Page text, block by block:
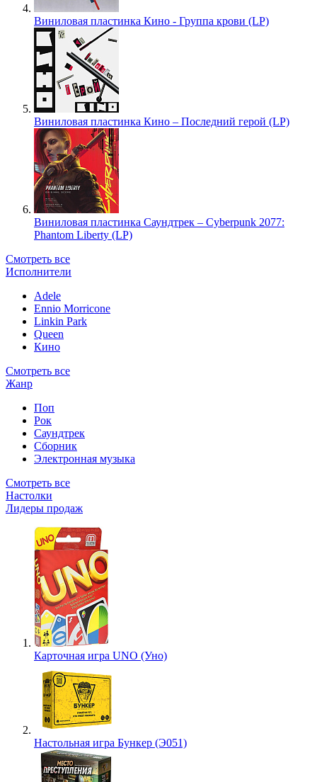
Виниловая пластинка Кино - Группа крови (LP)
Виниловая пластинка Кино – Последний герой (LP)
Виниловая пластинка Саундтрек – Cyberpunk 2077:
Phantom Liberty (LP)
Смотреть все
Исполнители
Adele
Ennio Morricone
Linkin Park
Queen
Кино
Смотреть все
Жанр
Поп
Рок
Саундтрек
Сборник
Электронная музыка
Смотреть все
Настолки
Лидеры продаж
Карточная игра UNO (Уно)
Настольная игра Бункер (Э051)